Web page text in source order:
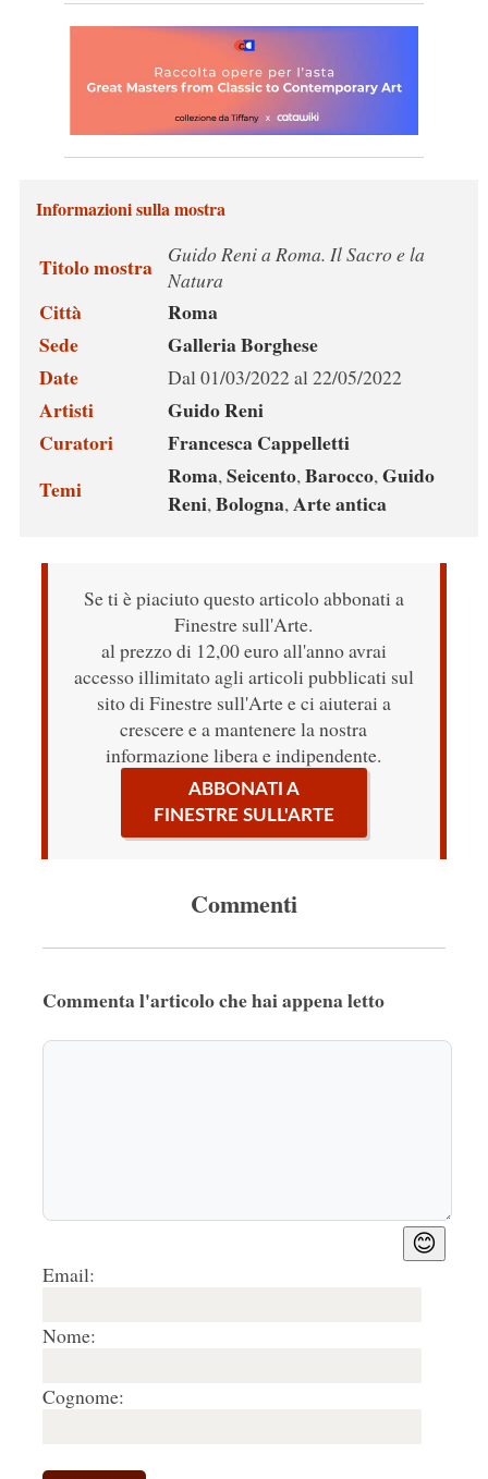
Informazioni sulla mostra
Titolo mostra
Guido Reni a Roma. Il Sacro e la
Natura
Città
Roma
Sede
Galleria Borghese
Date
Dal 01/03/2022 al 22/05/2022
Artisti
Guido Reni
Curatori
Francesca Cappelletti
Temi
Roma, Seicento, Barocco, Guido
Reni, Bologna, Arte antica
Se ti è piaciuto questo articolo abbonati a
Finestre sull'Arte.
al prezzo di 12,00 euro all'anno avrai
accesso illimitato agli articoli pubblicati sul
sito di Finestre sull'Arte e ci aiuterai a
crescere e a mantenere la nostra
informazione libera e indipendente.
ABBONATI A
FINESTRE SULL'ARTE
Commenti
Commenta l'articolo che hai appena letto
😊
Email:
Nome:
Cognome: